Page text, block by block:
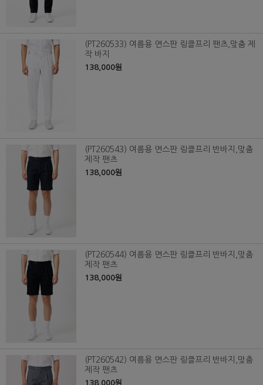
(PT260533) 여름용 면스판 링클프리 팬츠,맞춤 제
작 바지
138,000원
(PT260543) 여름용 면스판 링클프리 반바지,맞춤
제작 팬츠
138,000원
(PT260544) 여름용 면스판 링클프리 반바지,맞춤
제작 팬츠
138,000원
(PT260542) 여름용 면스판 링클프리 반바지,맞춤
제작 팬츠
138,000원